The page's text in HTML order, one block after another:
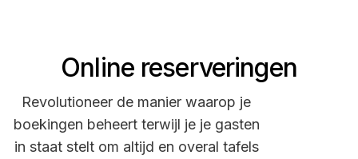
Online reserveringen
Revolutioneer de manier waarop je
boekingen beheert terwijl je je gasten
in staat stelt om altijd en overal tafels